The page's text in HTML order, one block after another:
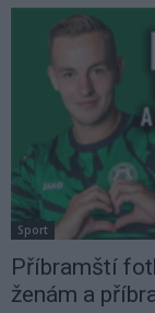
Sport
Příbramští
ženám a